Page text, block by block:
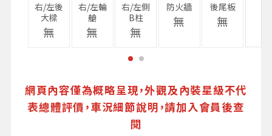
右/左後
大樑
無
右/左輪
艙
無
右/左側
B柱
無
防火牆
無
後尾板
無
網頁內容僅為概略呈現，外觀及內裝星級不代
表總體評價，車況細節說明，請加入會員後查
閱